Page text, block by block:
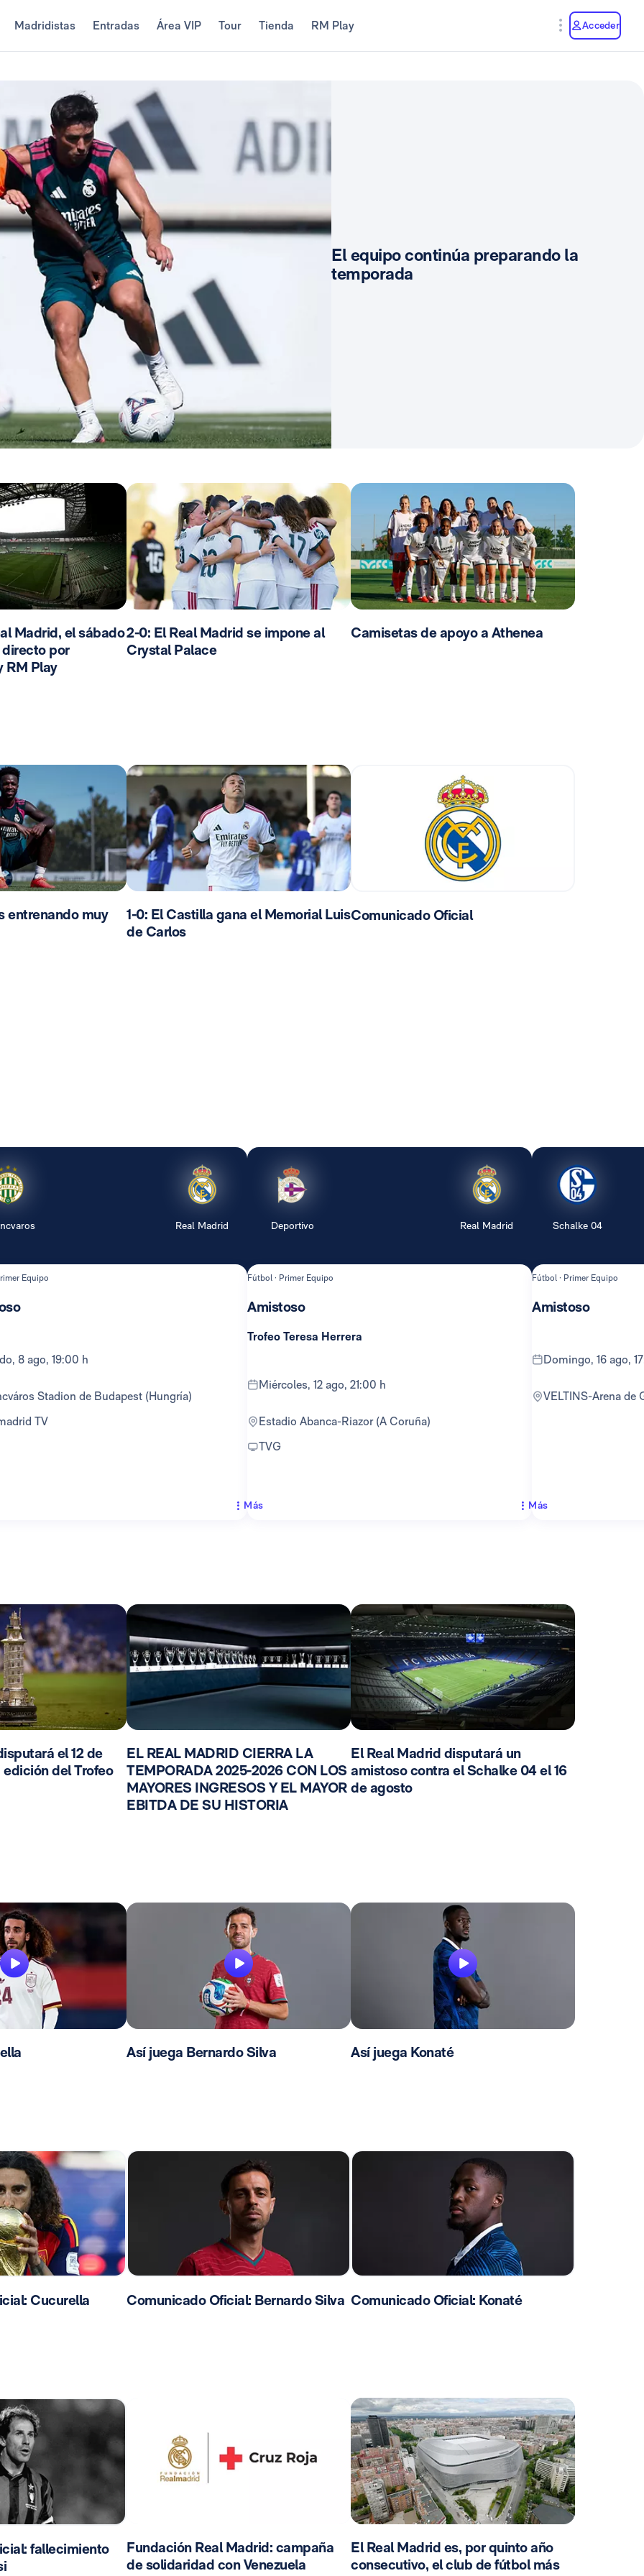
Madridistas Entradas Área VIP Tour Tienda RM Play Acceder
El equipo continúa preparando la
temporada
Madrid, el sábado
directo por
RM Play
2-0: El Real Madrid se impone al
Crystal Palace
Camisetas de apoyo a Athenea
entrenando muy
1-0: El Castilla gana el Memorial Luis
de Carlos
Comunicado Oficial
Real Madrid
Equipo
8 ago, 19:00 h
Stadion de Budapest (Hungría)
TV
Deportivo Real Madrid
Fútbol · Primer Equipo
Amistoso
Trofeo Teresa Herrera
miércoles, 12 ago, 21:00 h
Estadio Abanca-Riazor (A Coruña)
TVG
Más
Schalke 04
Fútbol · Primer Equipo
Amistoso
domingo, 16 ago,
VELTINS-Arena
Más
el 12 de
del Trofeo
EL REAL MADRID CIERRA LA
TEMPORADA 2025-2026 CON LOS
MAYORES INGRESOS Y EL MAYOR
EBITDA DE SU HISTORIA
El Real Madrid disputará un
amistoso contra el Schalke 04 el 16
de agosto
Así juega Bernardo Silva Así juega Konaté
Cucurella Comunicado Oficial: Bernardo Silva Comunicado Oficial: Konaté
fallecimiento
Fundación Real Madrid: campaña
de solidaridad con Venezuela
El Real Madrid es, por quinto año
consecutivo, el club de fútbol más